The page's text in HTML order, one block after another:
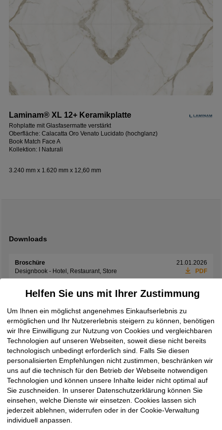
Laminam® XL 12+ Keramikplatte
Rohplatte mit Glasfasermatte verstärkt
Oberfläche: Calacatta Oro Venato Lucidato (hochglanz)
Book Match Face A
Kollektion: I Naturali
3.240 mm x 1.620 mm x 12,60 mm
Downloads
Broschüre
Designbook - Hotel, Restaurant, Store
21.01.2026
PDF
Broschüre
Exclusives Interieur
01.06.2026
PDF
Broschüre
Laminam Design Book 2026
08.06.2026
PDF
Broschüre
Laminam Ki No Bi Collection
19.05.2026
Broschüre
Laminam Rare Collection
08.06.2026
PDF
Broschüre
Laminam Supernova
08.06.2026
PDF
Helfen Sie uns mit Ihrer Zustimmung
Um Ihnen ein möglichst angenehmes Einkaufserlebnis zu
ermöglichen und Ihr Nutzererlebnis steigern zu können, benötigen
wir Ihre Einwilligung zur Nutzung von Cookies und vergleichbaren
Technologien auf unseren Webseiten, soweit diese nicht bereits
technologisch unbedingt erforderlich sind. Falls Sie diesen
personalisierten Empfehlungen nicht zustimmen, beschränken wir
uns auf die technisch für den Betrieb der Webseite notwendigen
Technologien und können unsere Inhalte leider nicht optimal auf
Sie zuschneiden. In unserer Datenschutzerklärung können Sie
einsehen, welche Dienste wir einsetzen. Cookies lassen sich
jederzeit ablehnen, widerrufen oder in der Cookie-Verwaltung
individuell anpassen.